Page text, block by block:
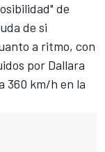
de
de si
a ritmo, con
por Dallara
360 km/h en la